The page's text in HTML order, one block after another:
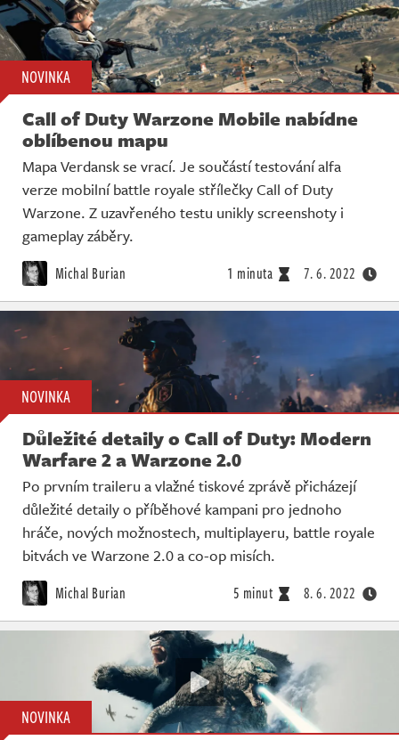
NOVINKA
Call of Duty Warzone Mobile nabídne
oblíbenou mapu
Mapa Verdansk se vrací. Je součástí testování alfa
verze mobilní battle royale střílečky Call of Duty
Warzone. Z uzavřeného testu unikly screenshoty i
gameplay záběry.
Michal Burian 1 minuta 7. 6. 2022
NOVINKA
Důležité detaily o Call of Duty: Modern
Warfare 2 a Warzone 2.0
Po prvním traileru a vlažné tiskové zprávě přicházejí
důležité detaily o příběhové kampani pro jednoho
hráče, nových možnostech, multiplayeru, battle royale
bitvách ve Warzone 2.0 a co-op misích.
Michal Burian 5 minut 8. 6. 2022
NOVINKA